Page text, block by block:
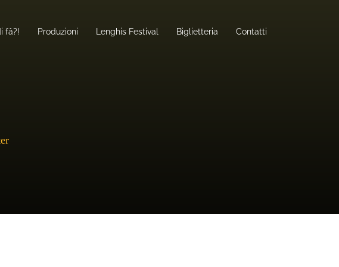
fâ?! Produzioni Lenghis Festival Biglietteria Contatti